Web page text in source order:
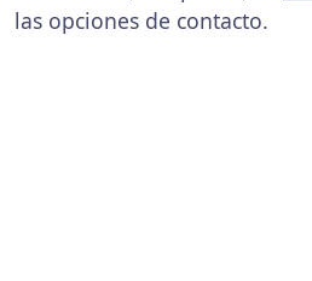
las opciones de contacto.